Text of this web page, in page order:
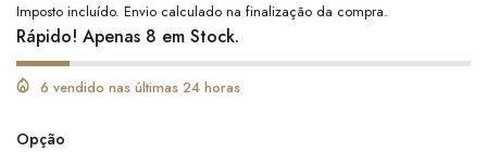
Imposto incluído. Envio calculado na finalização da compra.
Rápido! Apenas 8 em Stock.
6 vendido nas últimas 24 horas
Opção